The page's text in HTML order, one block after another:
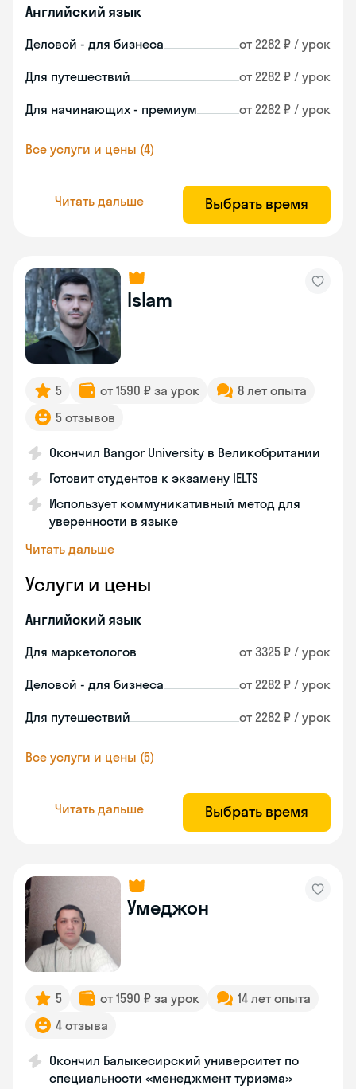
Английский язык
Деловой - для бизнеса от 2282 ₽ / урок
Для путешествий от 2282 ₽ / урок
Для начинающих - премиум от 2282 ₽ / урок
Все услуги и цены (4)
Читать дальше Выбрать время
Islam
5 от 1590 ₽ за урок
8 лет опыта
5 отзывов
Окончил Bangor University в Великобритании
Готовит студентов к экзамену IELTS
Использует коммуникативный метод для
уверенности в языке
Читать дальше
Услуги и цены
Английский язык
Для маркетологов от 3325 ₽ / урок
Деловой - для бизнеса от 2282 ₽ / урок
Для путешествий от 2282 ₽ / урок
Все услуги и цены (5)
Читать дальше Выбрать время
Умеджон
5 от 1590 ₽ за урок
14 лет опыта
4 отзыва
Окончил Балыкесирский университет по
специальности «менеджмент туризма»